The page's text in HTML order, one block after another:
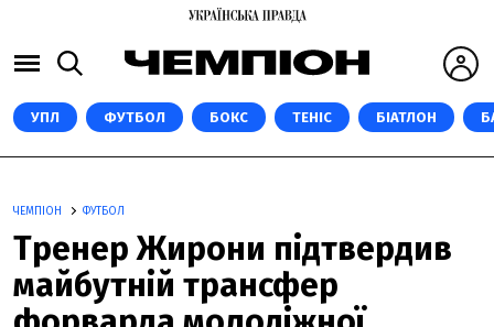
УПЛ ФУТБОЛ БОКС ТЕНІС БІАТЛОН
ЧЕМПІОН ФУТБОЛ
Тренер Жирони підтвердив
майбутній трансфер